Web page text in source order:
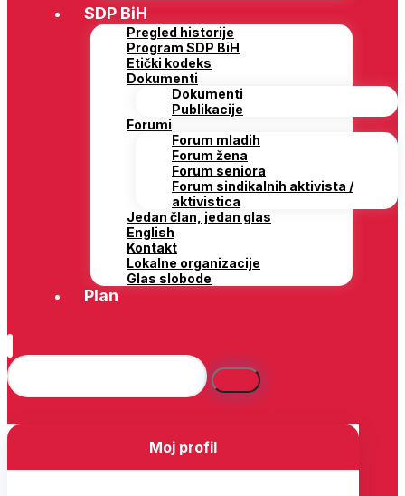
SDP BiH
Pregled historije
Program SDP BiH
Etički kodeks
Dokumenti
Dokumenti
Publikacije
Forumi
Forum mladih
Forum žena
Forum seniora
Forum sindikalnih aktivista /
aktivistica
Jedan član, jedan glas
English
Kontakt
Lokalne organizacije
Glas slobode
Plan
Moj profil